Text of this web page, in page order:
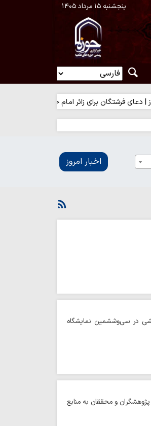
پنجشنبه ۱۵ مرداد ۱۴۰۵
برای زائر امام حسین(ع)
اخبار امروز
با ارائه بیش از ۹۶ عنوان کتاب علمی و پژوهشی در سی‌وششمین نمایشگاه
و محققان به منابع